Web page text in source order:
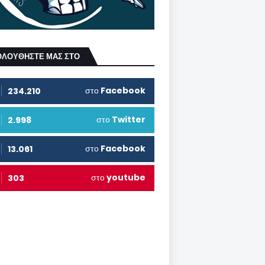
ΜΑΣ ΣΤΟ
234.210 στο Facebook
2.998 στο Twitter
13.061 στο Facebook
303 στοyoutube